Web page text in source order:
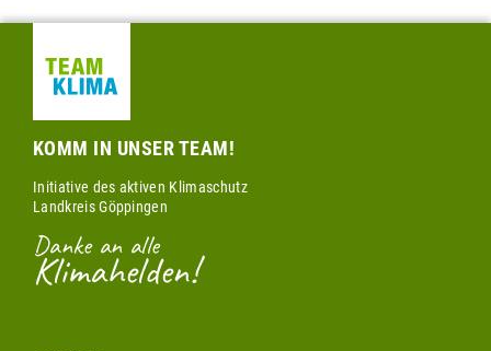
KOMM IN UNSER TEAM!
Initiative des aktiven Klimaschutz
Landkreis Göppingen
Danke an alle
Klimahelden!